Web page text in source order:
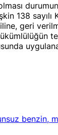
138 sayılı
geri